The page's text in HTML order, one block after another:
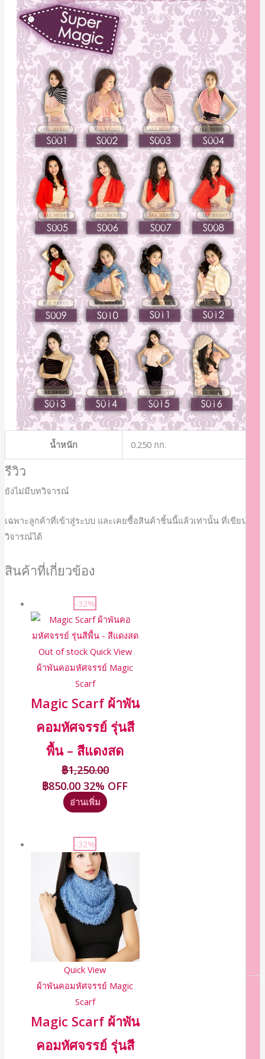
น้ำหนัก 0.250 กก.
รีวิว
ยังไม่มีบทวิจารณ์
เฉพาะลูกค้าที่เข้าสู่ระบบ และเคยซื้อสินค้าชิ้นนี้แล้วเท่านั้น ที่เขียนบท
วิจารณ์ได้
สินค้าที่เกี่ยวข้อง
-32%
Out of stock Quick View
ผ้าพันคอมหัศจรรย์ Magic
Scarf
Magic Scarf ผ้าพัน
คอมหัศจรรย์ รุ่นสี
พื้น – สีแดงสด
฿1,250.00
฿850.00 32% OFF
อ่านเพิ่ม
-32%
Quick View
ผ้าพันคอมหัศจรรย์ Magic
Scarf
Magic Scarf ผ้าพัน
คอมหัศจรรย์ รุ่นสี